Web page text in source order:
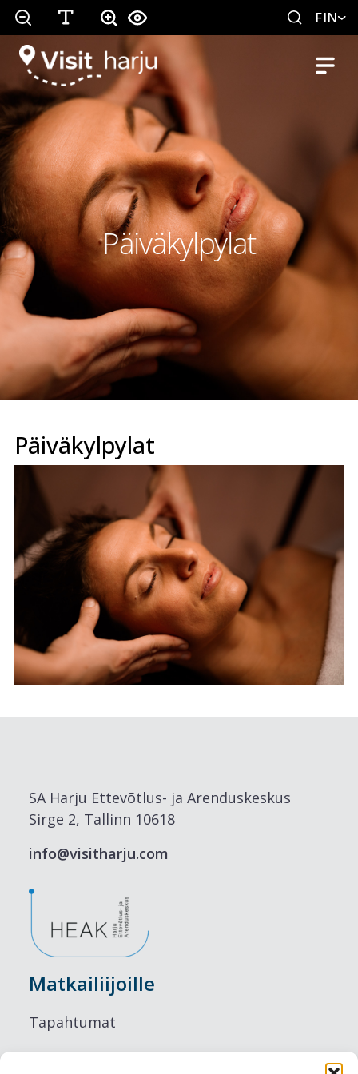
FIN
Päiväkylpylat
Päiväkylpylat
SA Harju Ettevõtlus- ja Arenduskeskus
Sirge 2, Tallinn 10618
info@visitharju.com
Matkailiijoille
Tapahtumat